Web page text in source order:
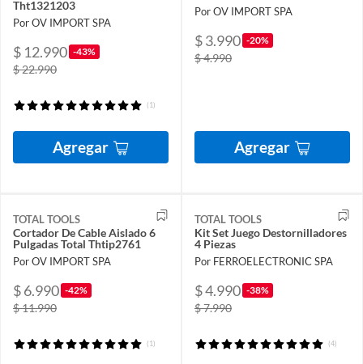
Tht1321203
Por OV IMPORT SPA
$ 12.990 -43%
$ 22.990
(1)
Agregar
Por OV IMPORT SPA
$ 3.990 -20%
$ 4.990
Agregar
TOTAL TOOLS
Cortador De Cable Aislado 6
Pulgadas Total Thtip2761
Por OV IMPORT SPA
$ 6.990 -42%
$ 11.990
(1)
TOTAL TOOLS
Kit Set Juego Destornilladores
4 Piezas
Por FERROELECTRONIC SPA
$ 4.990 -38%
$ 7.990
(4)